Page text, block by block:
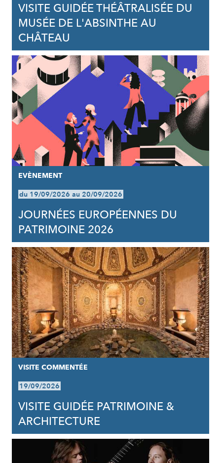
VISITE GUIDÉE THÉÂTRALISÉE DU
MUSÉE DE L'ABSINTHE AU
CHÂTEAU
EVÈNEMENT
du 19/09/2026 au 20/09/2026
JOURNÉES EUROPÉENNES DU
PATRIMOINE 2026
VISITE COMMENTÉE
19/09/2026
VISITE GUIDÉE PATRIMOINE &
ARCHITECTURE